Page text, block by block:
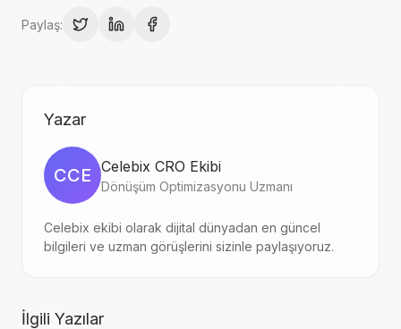
Paylaş:
Yazar
CCE Celebix CRO Ekibi
Dönüşüm Optimizasyonu Uzmanı
Celebix ekibi olarak dijital dünyadan en güncel
bilgileri ve uzman görüşlerini sizinle paylaşıyoruz.
İlgili Yazılar